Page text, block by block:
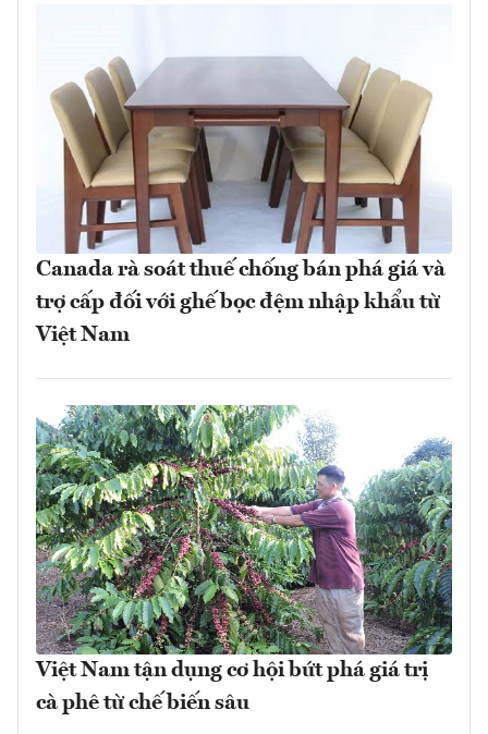
Canada rà soát thuế chống bán phá giá và
trợ cấp đối với ghế bọc đệm nhập khẩu từ
Việt Nam
Việt Nam tận dụng cơ hội bứt phá giá trị
cà phê từ chế biến sâu